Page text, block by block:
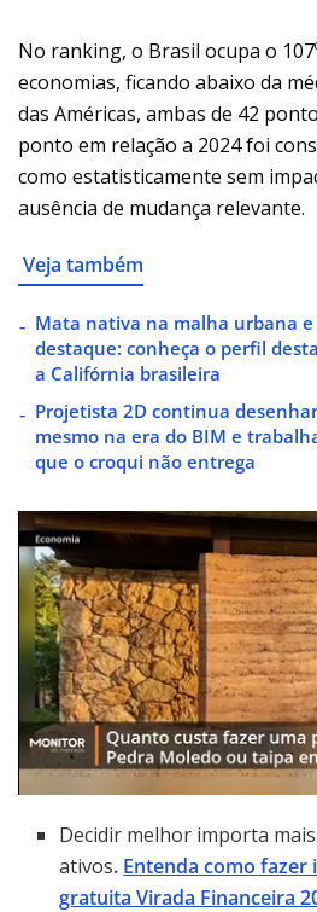
No ranking, o Brasil ocupa o
economias, ficando abaixo da
das Américas, ambas de 42
ponto em relação a 2024 foi
como estatisticamente sem
ausência de mudança relevante.
Veja também
Mata nativa na malha urbana
destaque: conheça o perfil
a Califórnia brasileira
Projetista 2D continua
mesmo na era do BIM e
que o croqui não entrega
Decidir melhor importa
ativos. Entenda como fazer
gratuita Virada Financeira